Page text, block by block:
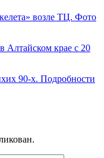
возле ТЦ. Фото
Алтайском крае с 20
90-х. Подробности